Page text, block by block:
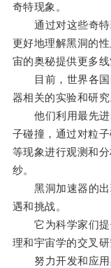
奇特现象。
通过对这些奇特
更好地理解黑洞的
宙的奥秘提供更多线
目前，世界各国
器相关的实验和研究
他们利用最先进
子碰撞，通过对粒
等现象进行观测和
纱。
黑洞加速器的出
遇和挑战。
它为科学家们提
理和宇宙学的交叉研
努力开发和应用